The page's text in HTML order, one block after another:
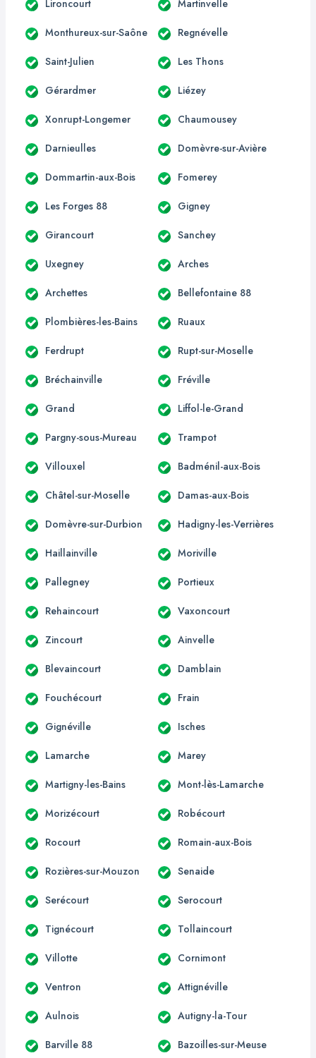
Lironcourt Martinvelle
Monthureux-sur-Saône Regnévelle
Saint-Julien Les Thons
Gérardmer Liézey
Xonrupt-Longemer Chaumousey
Darnieulles Domèvre-sur-Avière
Dommartin-aux-Bois Fomerey
Les Forges 88 Gigney
Girancourt Sanchey
Uxegney Arches
Archettes Bellefontaine 88
Plombières-les-Bains Ruaux
Ferdrupt Rupt-sur-Moselle
Bréchainville Fréville
Grand Liffol-le-Grand
Pargny-sous-Mureau Trampot
Villouxel Badménil-aux-Bois
Châtel-sur-Moselle Damas-aux-Bois
Domèvre-sur-Durbion Hadigny-les-Verrières
Haillainville Moriville
Pallegney Portieux
Rehaincourt Vaxoncourt
Zincourt Ainvelle
Blevaincourt Damblain
Fouchécourt Frain
Gignéville Isches
Lamarche Marey
Martigny-les-Bains Mont-lès-Lamarche
Morizécourt Robécourt
Rocourt Romain-aux-Bois
Rozières-sur-Mouzon Senaide
Serécourt Serocourt
Tignécourt Tollaincourt
Villotte Cornimont
Ventron Attignéville
Aulnois Autigny-la-Tour
Barville 88 Bazoilles-sur-Meuse